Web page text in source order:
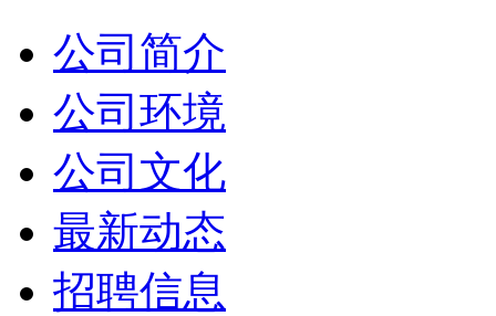
公司简介
公司环境
公司文化
最新动态
招聘信息